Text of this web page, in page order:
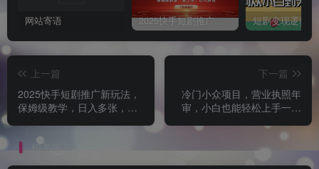
网站寄语 2025快手短剧推广新玩法，保姆级教学，日入多张，可矩阵操作
上一篇
2025快手短剧推广新玩法，
保姆级教学，日入多张，可
下一篇
冷门小众项目，营业执照年
审，小白也能轻松上手一单
相关推荐